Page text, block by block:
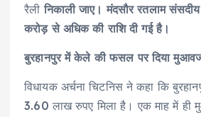
रैलीनिकाली जाए। मंदसौर रतलाम
करोड़ से अधिक की राशि दी गई है।
बुरहानपुर में केले की फसल पर दिया
विधायक अर्चना चिटनिस ने कहा कि
3.60 लाख रुपए मिला है। एक माह में ही